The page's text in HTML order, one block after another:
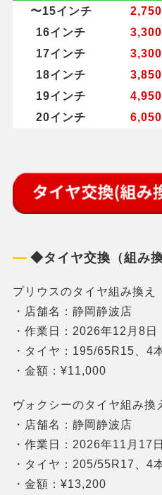
〜15インチ
16インチ
17インチ
18インチ
19インチ
20インチ
◆タイヤ交換（組み
プリウスのタイヤ組み換え
・店舗名：静岡静波店
・作業日：2026年12月8日
・タイヤ：195/65R15、4
・金額：¥11,000
ヴォクシーのタイヤ組み換
・店舗名：静岡静波店
・作業日：2026年11月17日
・タイヤ：205/55R17、4
・金額：¥13,200